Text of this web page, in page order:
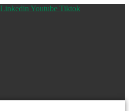
Linkedin Youtube Tiktok